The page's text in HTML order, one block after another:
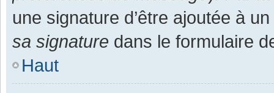
une signature d’être ajoutée à
sa signature dans le formulaire
Haut